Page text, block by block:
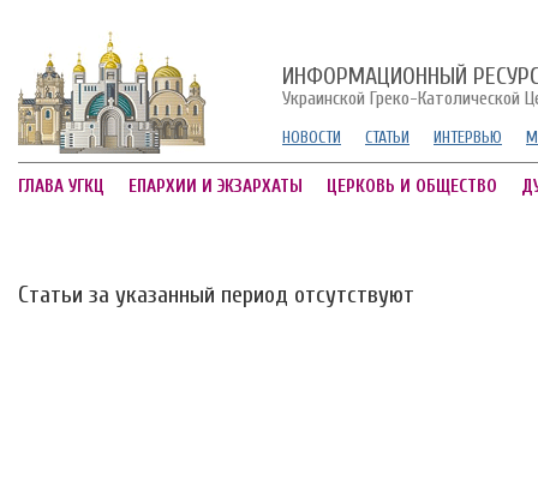
ИНФОРМАЦИОННЫЙ
Украинской Греко-Католической
НОВОСТИ СТАТЬИ ИНТЕРВЬЮ
ГЛАВА УГКЦ ЕПАРХИИ И ЭКЗАРХАТЫ ЦЕРКОВЬ И ОБЩЕСТВО
Статьи за указанный период отсутствуют